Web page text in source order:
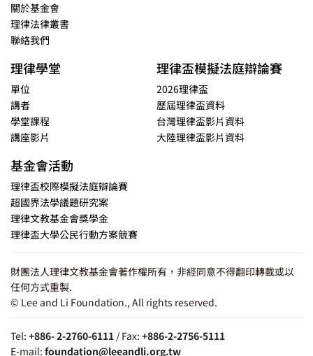
關於基金會
理律法律叢書
聯絡我們
理律學堂
單位
講者
學堂課程
講座影片
理律盃模擬法庭辯論賽
2026理律盃
歷屆理律盃資料
台灣理律盃影片資料
大陸理律盃影片資料
基金會活動
理律盃校際模擬法庭辯論賽
超國界法學議題研究案
理律文教基金會獎學金
理律盃大學公民行動方案競賽
財團法人理律文教基金會著作權所有，非經同意不得翻印轉載或以
任何方式重製.
© Lee and Li Foundation., All rights reserved.
Tel: +886- 2-2760-6111 / Fax: +886-2-2756-5111
E-mail: foundation@leeandli.org.tw